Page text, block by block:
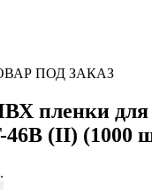
ПОД ЗАКАЗ
пленки для
46B (II) (1000